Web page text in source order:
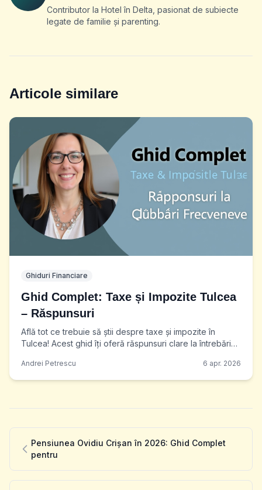
Contributor la Hotel în Delta, pasionat de subiecte
legate de familie și parenting.
Articole similare
Ghiduri Financiare
Ghid Complet: Taxe și Impozite Tulcea
– Răspunsuri
Află tot ce trebuie să știi despre taxe și impozite în
Tulcea! Acest ghid îți oferă răspunsuri clare la întrebări
Andrei Petrescu 6 apr. 2026
Pensiunea Ovidiu Crișan în 2026: Ghid Complet
pentru